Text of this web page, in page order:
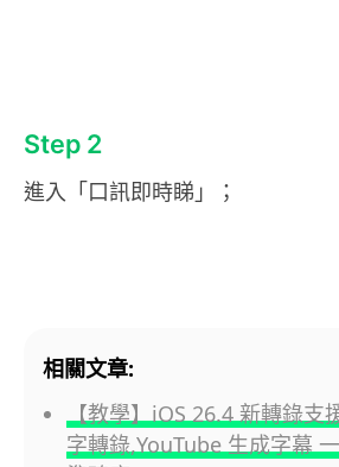
Step 2
進入「口訊即時睇」；
相關文章:
【教學】iOS 26.4 新轉錄支
字轉錄,YouTube 生成字幕